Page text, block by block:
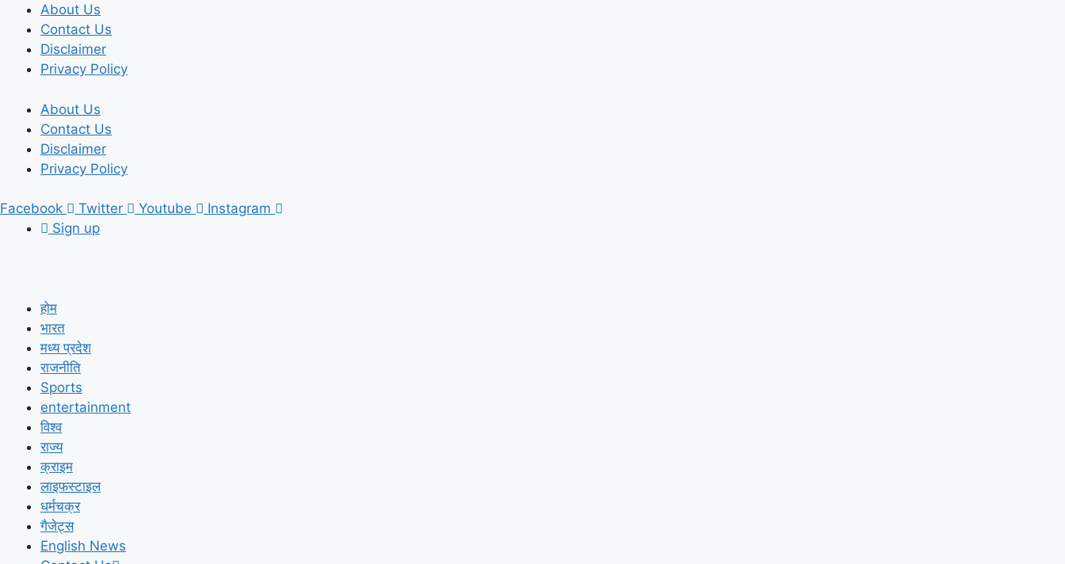
content
About Us
Contact Us
Disclaimer
Privacy Policy
About Us
Contact Us
Disclaimer
Privacy Policy
Facebook Twitter Youtube
Instagram
Sign up
होम
भारत
मध्य प्रदेश
राजनीति
Sports
entertainment
विश्व
राज्य
क्राइम
लाइफस्टाइल
धर्मचक्र
गैजेट्स
English News